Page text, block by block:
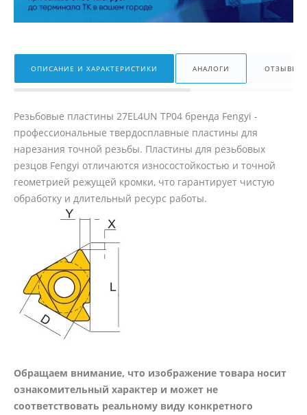
ОПИСАНИЕ И ХАРАКТЕРИСТИКИ АНАЛОГИ ОТЗЫВЫ
Резьбовые пластины 27EL4UN TP04 бренда Fengyi -
профессиональные твердосплавные пластины для
нарезания точной резьбы. Пластины для резьбовых
резцов Fengyi отличаются износостойкостью и точной
геометрией режущей кромки, что гарантирует чистую
обработку и длительный ресурс работы.
Обращаем внимание, что изображение товара носит
ознакомительный характер и может не
соответствовать реальному виду конкретного